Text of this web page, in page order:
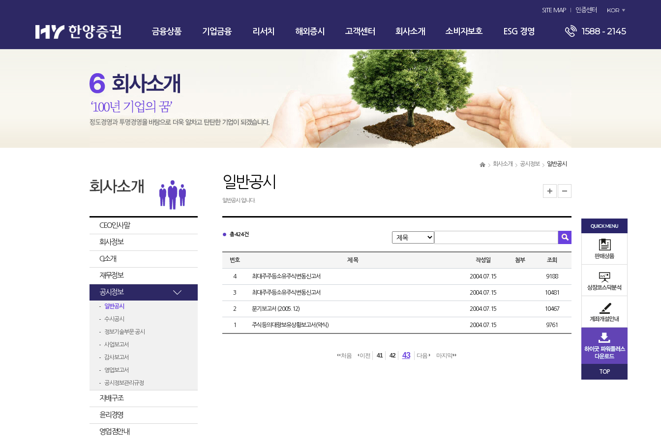
SITE MAP 인증센터 KOR
금융상품 기업금융 리서치 해외증시 고객센터 회사소개 소비자보호 ESG 경영 1588 - 2145
회사소개 공시정보 일반공시
CEO인사말
회사정보
CI소개
재무정보
공시정보
일반공시
수시공시
정보기술부문 공시
사업보고서
감사보고서
영업보고서
공시정보관리규정
지배구조
윤리경영
영업점안내
일반공시
일반공시 입니다.
총 424건
번호 제 목 작성일 첨부 조회
4 최대주주등소유주식변동신고서 2004.07.15 9188
3 최대주주등소유주식변동신고서 2004.07.15 10481
2 분기보고서 (2005.12) 2004.07.15 10467
1 주식등의대량보유상황보고서(약식) 2004.07.15 9761
처음 이전 41 42 43 다음 마지막
TOP